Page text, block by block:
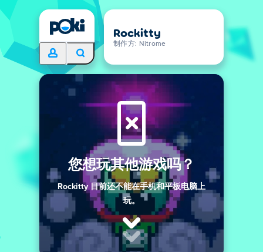
Rockitty
制作方: Nitrome
您想玩其他游戏吗？
Rockitty 目前还不能在手机和平板电脑上
玩。